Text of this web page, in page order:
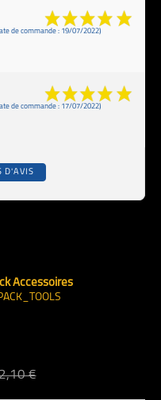
de commande : 19/07/2022)
de commande : 17/07/2022)
D'AVIS
Accessoires
€